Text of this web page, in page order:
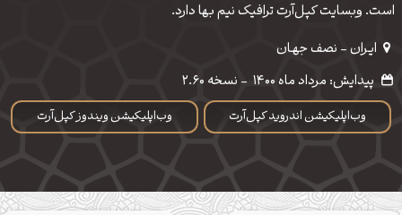
است. وبسایت کپل‌آرت ترافیک نیم بها دارد.
ایـران - نصف جهـان
وب‌اپلیکیشن اندروید کپل‌آرت وب‌اپلیکیشن ویندوز کپل‌آرت
پیدایش: مرداد ماه 1400 - نسخه 2.60